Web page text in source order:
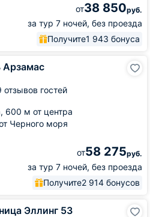
от38 850руб.
за тур 7 ночей, без проезда
Получите1 943 бонуса
Арзамас
отзывов гостей
600 м от центра
Черного моря
от58 275руб.
за тур 7 ночей, без проезда
Получите2 914 бонусов
Эллинг 53